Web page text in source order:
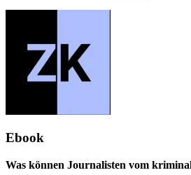
Ebook
Was können Journalisten vom